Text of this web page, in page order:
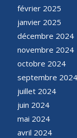
février 2025
janvier 2025
décembre 2024
novembre 2024
octobre 2024
septembre 2024
juillet 2024
juin 2024
mai 2024
avril 2024